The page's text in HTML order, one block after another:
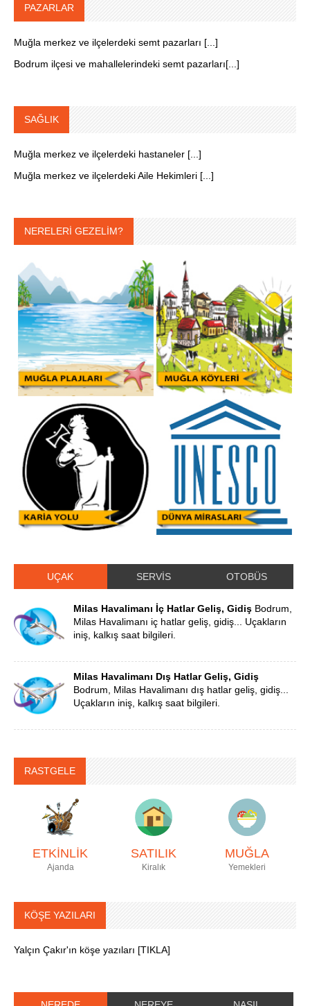
PAZARLAR
Muğla merkez ve ilçelerdeki semt pazarları [...]
Bodrum ilçesi ve mahallelerindeki semt pazarları[...]
SAĞLIK
Muğla merkez ve ilçelerdeki hastaneler [...]
Muğla merkez ve ilçelerdeki Aile Hekimleri [...]
NERELERİ GEZELİM?
UÇAK SERVİS OTOBÜS
Milas Havalimanı İç Hatlar Geliş, Gidiş Bodrum,
Milas Havalimanı iç hatlar geliş, gidiş... Uçakların
iniş, kalkış saat bilgileri.
Milas Havalimanı Dış Hatlar Geliş, Gidiş
Bodrum, Milas Havalimanı dış hatlar geliş, gidiş...
Uçakların iniş, kalkış saat bilgileri.
RASTGELE
ETKİNLİK
Ajanda
SATILIK
Kiralık
MUĞLA
Yemekleri
KÖŞE YAZILARI
Yalçın Çakır'ın köşe yazıları [TIKLA]